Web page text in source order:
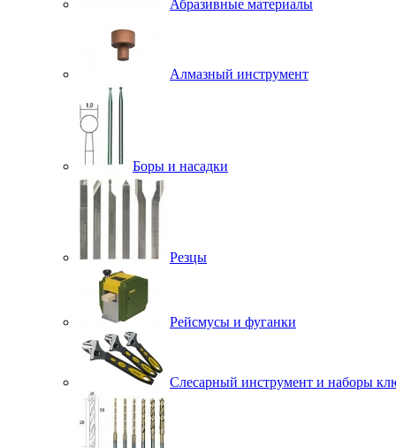
Абразивные материалы
Алмазный инструмент
Боры и насадки
Резцы
Рейсмусы и фуганки
Слесарный инструмент и наборы